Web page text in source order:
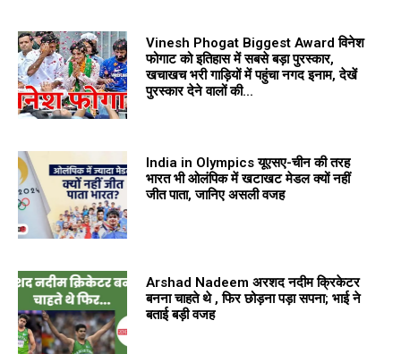
Vinesh Phogat Biggest Award विनेश
फोगाट को इतिहास में सबसे बड़ा पुरस्कार,
खचाखच भरी गाड़ियों में पहुंचा नगद इनाम, देखें
पुरस्कार देने वालों की...
India in Olympics यूएसए-चीन की तरह
भारत भी ओलंपिक में खटाखट मेडल क्‍यों नहीं
जीत पाता, जानिए असली वजह
Arshad Nadeem अरशद नदीम क्रिकेटर
बनना चाहते थे , फिर छोड़ना पड़ा सपना; भाई ने
बताई बड़ी वजह